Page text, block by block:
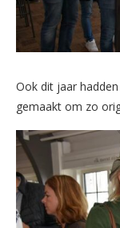
Ook dit jaar
gemaakt om zo